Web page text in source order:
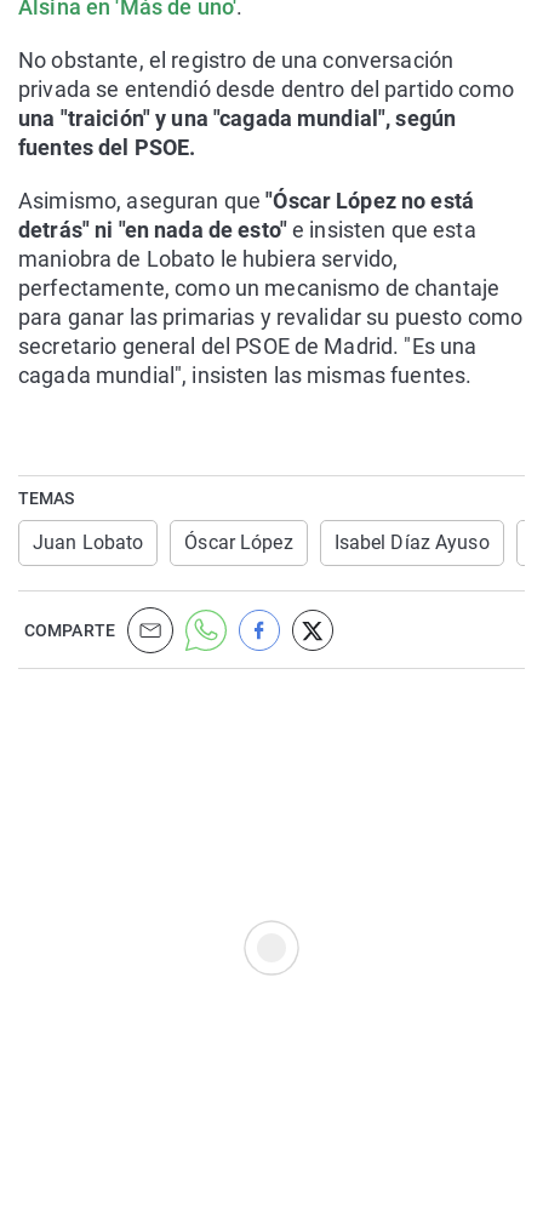
Alsina en 'Más de uno'.
No obstante, el registro de una conversación
privada se entendió desde dentro del partido como
una "traición" y una "cagada mundial", según
fuentes del PSOE.
Asimismo, aseguran que"Óscar López no está
detrás" ni "en nada de esto"e insisten que esta
maniobra de Lobato le hubiera servido,
perfectamente, como un mecanismo de chantaje
para ganar las primarias y revalidar su puesto como
secretario general del PSOE de Madrid. "Es una
cagada mundial", insisten las mismas fuentes.
TEMAS
Juan Lobato Óscar López Isabel Díaz Ayuso
COMPARTE